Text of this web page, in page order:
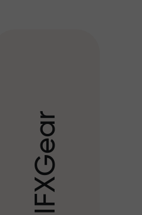
I
F
X
G
e
a
r